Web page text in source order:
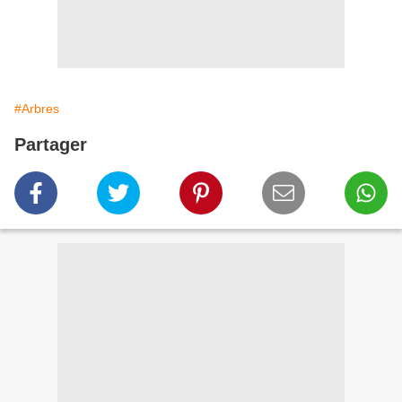
#Arbres
Partager